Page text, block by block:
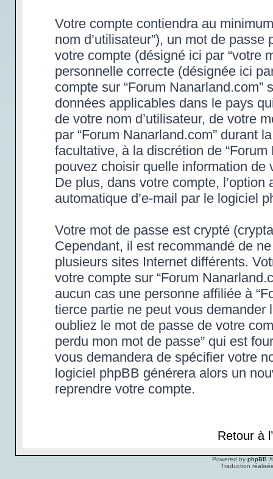
Votre compte contiendra au
nom d’utilisateur”), un mot de
votre compte (désigné ici par “votre
personnelle correcte (désignée ici
compte sur “Forum
données applicables dans le pays
de votre nom d’utilisateur, de votre
par “Forum Nanarland.com” durant
facultative, à la discrétion de
pouvez choisir quelle information
De plus, dans votre compte, l’option
automatique d’e-mail par le logiciel
Votre mot de passe est crypté
Cependant, il est recommandé de
plusieurs sites Internet différents.
votre compte sur “Forum
aucun cas une personne affiliée à
tierce partie ne peut vous
oubliez le mot de passe de votre
perdu mon mot de passe” qui est
vous demandera de spécifier votre
logiciel phpBB générera alors un
reprendre votre compte.
Retour à
Powered by phpBB
Traduction